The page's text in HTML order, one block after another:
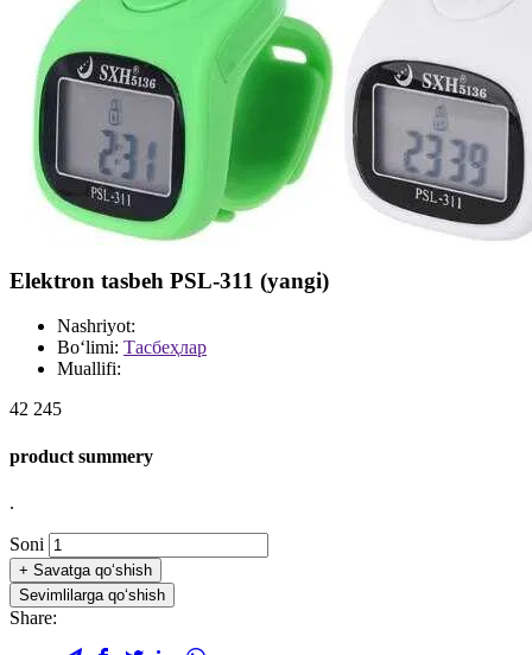
Elektron tasbeh PSL-311 (yangi)
Nashriyot:
Bo‘limi: Тасбеҳлар
Muallifi:
42 245
product summery
.
Soni
+ Savatga qo‘shish
Sevimlilarga qo‘shish
Share: